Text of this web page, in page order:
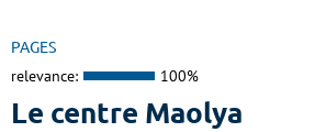
PAGES
relevance: 100%
Le centre Maolya